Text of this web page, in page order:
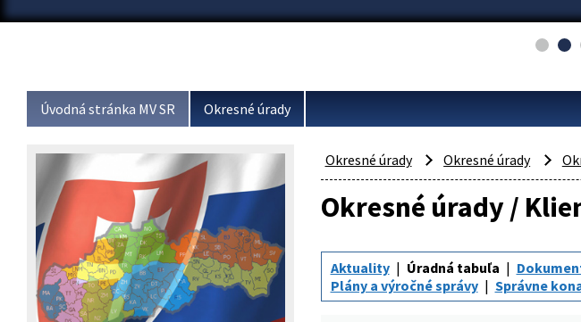
Úvodná stránka MV SR Okresné úrady
Okresné úrady Okresné úrady
Okresné úrady /
Aktuality Úradná tabuľa
Plány a výročné správy
Správne